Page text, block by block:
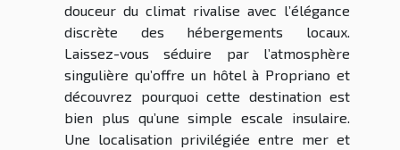
douceur du climat rivalise avec l’élégance
discrète des hébergements locaux.
Laissez-vous séduire par l’atmosphère
singulière qu’offre un hôtel à Propriano et
découvrez pourquoi cette destination est
bien plus qu’une simple escale insulaire.
Une localisation privilégiée entre mer et